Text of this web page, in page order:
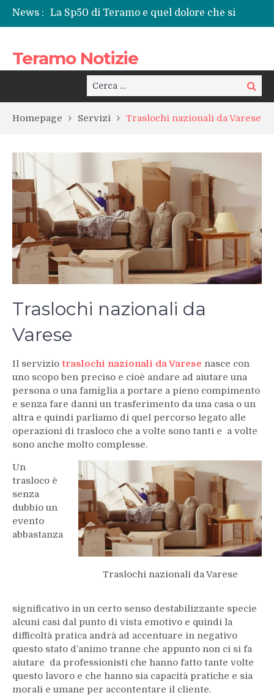
News :
La Sp50 di Teramo e quel dolore che si
ripete: l’ennesima vita spezzata
per la rinascita del centro storico
Tortoreto, l’alluvione e i sottopassi tra
pericoli noti e interventi necessari
Prefettura di Teramo, una nuova guida:
territorio
Teramo Notizie
Cerca: Cerca
Homepage Servizi Traslochi nazionali da Varese
Traslochi nazionali da
Varese
Il servizio traslochi nazionali da Varese nasce con
uno scopo ben preciso e cioè andare ad aiutare una
persona o una famiglia a portare a pieno compimento
e senza fare danni un trasferimento da una casa o un
altra e quindi parliamo di quel percorso legato alle
operazioni di trasloco che a volte sono tanti e a volte
sono anche molto complesse.
Traslochi nazionali da Varese
Un
trasloco è
senza
dubbio un
evento
abbastanza
significativo in un certo senso destabilizzante specie
alcuni casi dal punto di vista emotivo e quindi la
difficoltà pratica andrà ad accentuare in negativo
questo stato d’animo tranne che appunto non ci si fa
aiutare da professionisti che hanno fatto tante volte
questo lavoro e che hanno sia capacità pratiche e sia
morali e umane per accontentare il cliente.